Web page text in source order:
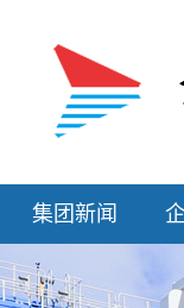
集团新闻